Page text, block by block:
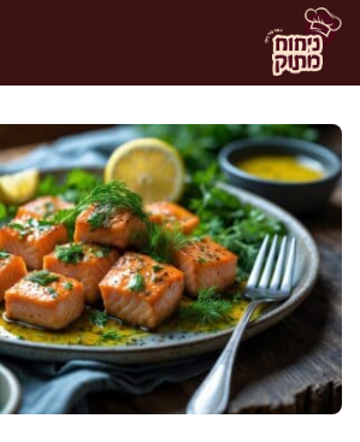
לדלג
לתוכן